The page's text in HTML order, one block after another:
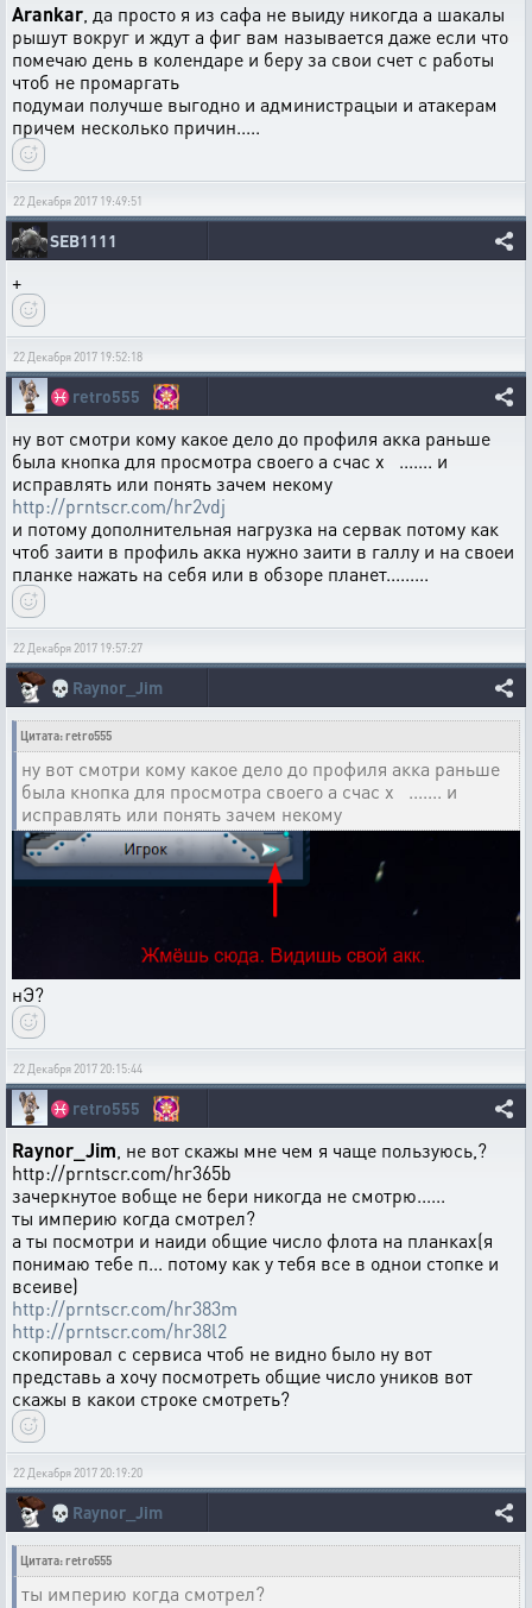
Arankar , да просто я из сафа не выиду никогда а шакалы
рышут вокруг и ждут а фиг вам называется даже если что
помечаю день в колендаре и беру за свои счет с работы
чтоб не промаргать
подумаи получше выгодно и администрацыи и атакерам
причем несколько причин.....
22 Декабря 2017 19:49:51
SEB1111
+
22 Декабря 2017 19:52:18
♓retro555
ну вот смотри кому какое дело до профиля акка раньше
была кнопка для просмотра своего а счас х ....... и
исправлять или понять зачем некому
http://prntscr.com/hr2vdj
и потому дополнительная нагрузка на сервак потому как
чтоб заити в профиль акка нужно заити в галлу и на своеи
планке нажать на себя или в обзоре планет.........
22 Декабря 2017 19:57:27
💀 Raynor_Jim
Цитата: retro555
ну вот смотри кому какое дело до профиля акка раньше
была кнопка для просмотра своего а счас х ....... и
исправлять или понять зачем некому
нЭ?
22 Декабря 2017 20:15:44
♓retro555
Raynor_Jim, не вот скажы мне чем я чаще пользуюсь,?
http://prntscr.com/hr365b
зачеркнутое вобще не бери никогда не смотрю......
ты империю когда смотрел?
а ты посмотри и наиди общие число флота на планках(я
понимаю тебе п... потому как у тебя все в однои стопке и
всеиве)
http://prntscr.com/hr383m
http://prntscr.com/hr38l2
скопировал с сервиса чтоб не видно было ну вот
представь а хочу посмотреть общие число уников вот
скажы в какои строке смотреть?
22 Декабря 2017 20:19:20
💀 Raynor_Jim
Цитата: retro555
ты империю когда смотрел?